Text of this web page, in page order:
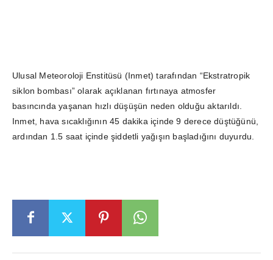
Ulusal Meteoroloji Enstitüsü (Inmet) tarafından “Ekstratropik
siklon bombası” olarak açıklanan fırtınaya atmosfer
basıncında yaşanan hızlı düşüşün neden olduğu aktarıldı.
Inmet, hava sıcaklığının 45 dakika içinde 9 derece düştüğünü,
ardından 1.5 saat içinde şiddetli yağışın başladığını duyurdu.